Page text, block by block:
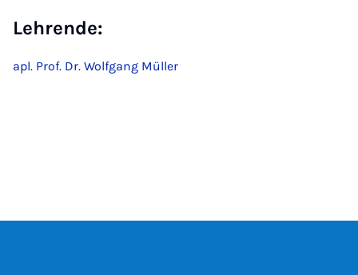
Lehrende:
apl. Prof. Dr. Wolfgang Müller